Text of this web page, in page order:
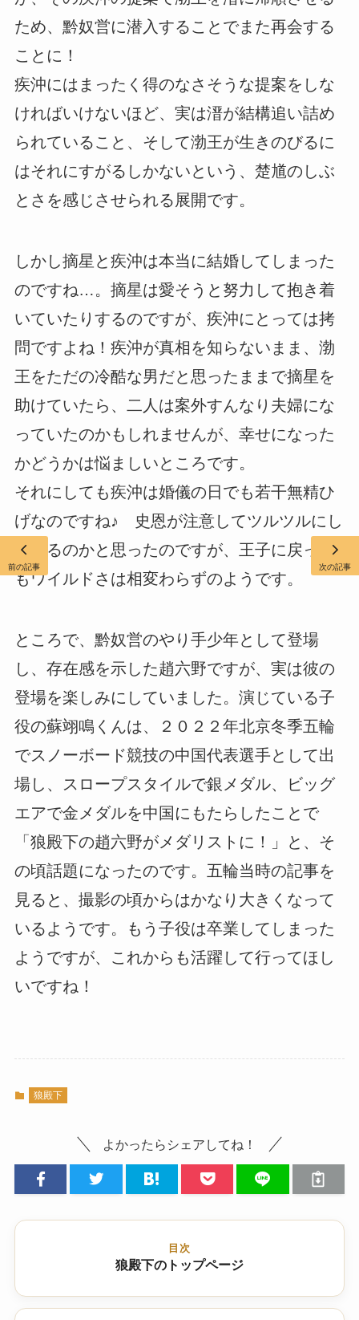
ため、黔奴営に潜入することでまた再会する
ことに！
疾沖にはまったく得のなさそうな提案をしな
ければいけないほど、実は溍が結構追い詰め
られていること、そして渤王が生きのびるに
はそれにすがるしかないという、楚馗のしぶ
とさを感じさせられる展開です。
しかし摘星と疾沖は本当に結婚してしまった
のですね…。摘星は愛そうと努力して抱き着
いていたりするのですが、疾沖にとっては拷
問ですよね！疾沖が真相を知らないまま、渤
王をただの冷酷な男だと思ったままで摘星を
助けていたら、二人は案外すんなり夫婦にな
っていたのかもしれませんが、幸せになった
かどうかは悩ましいところです。
それにしても疾沖は婚儀の日でも若干無精ひ
げなのですね♪ 史恩が注意してツルツルにし
てくるのかと思ったのですが、王子に戻って
もワイルドさは相変わらずのようです。
ところで、黔奴営のやり手少年として登場
し、存在感を示した趙六野ですが、実は彼の
登場を楽しみにしていました。演じている子
役の蘇翊鳴くんは、２０２２年北京冬季五輪
でスノーボード競技の中国代表選手として出
場し、スロープスタイルで銀メダル、ビッグ
エアで金メダルを中国にもたらしたことで
「狼殿下の趙六野がメダリストに！」と、そ
の頃話題になったのです。五輪当時の記事を
見ると、撮影の頃からはかなり大きくなって
いるようです。もう子役は卒業してしまった
ようですが、これからも活躍して行ってほし
いですね！
狼殿下
よかったらシェアしてね！
目次
狼殿下のトップページ
前の記事 次の記事